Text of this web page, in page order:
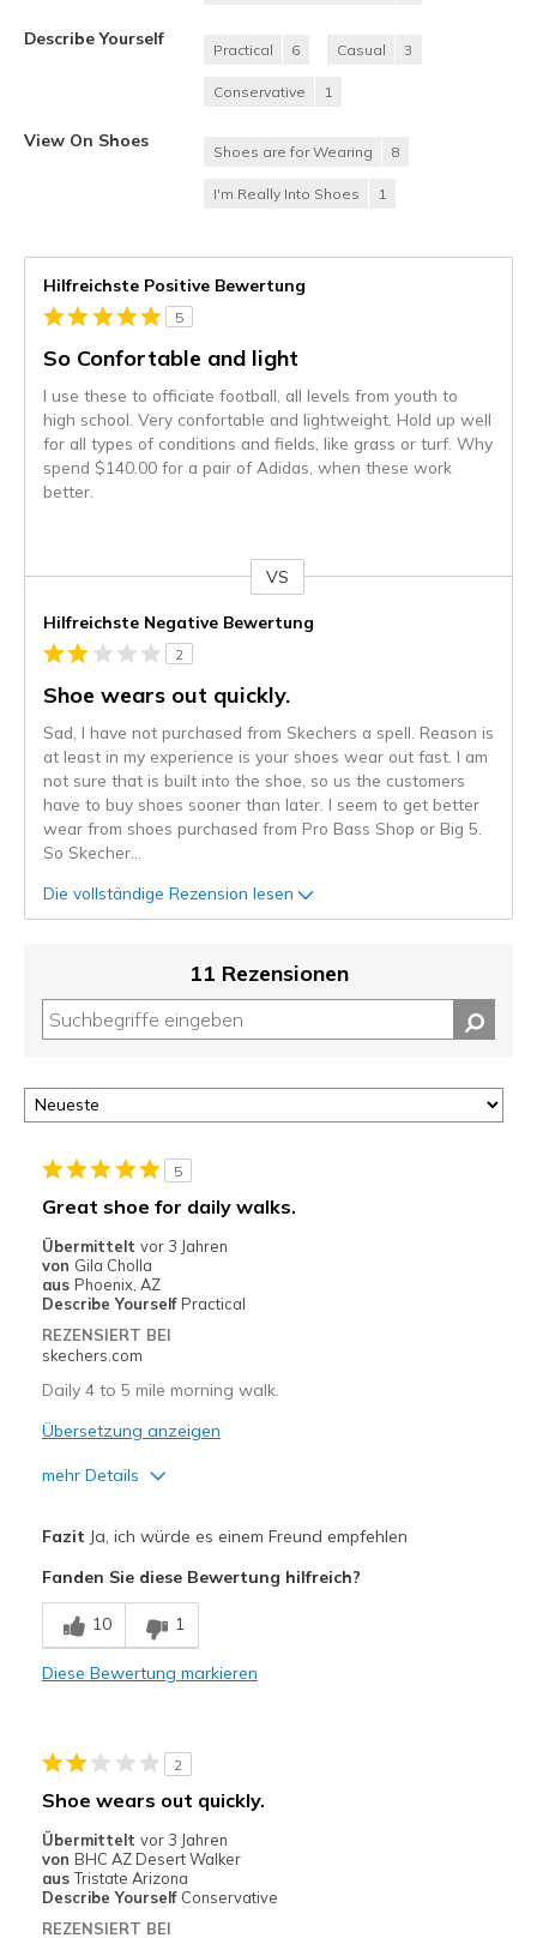
Describe Yourself
Practical 6 Casual 3
Conservative 1
View On Shoes
Shoes are for Wearing 8
I'm Really Into Shoes 1
Hilfreichste Positive Bewertung
5
So Confortable and light
I use these to officiate football, all levels from youth to
high school. Very confortable and lightweight. Hold up well
for all types of conditions and fields, like grass or turf. Why
spend $140.00 for a pair of Adidas, when these work
better.
VS
Hilfreichste Negative Bewertung
2
Shoe wears out quickly.
Sad, I have not purchased from Skechers a spell. Reason is
at least in my experience is your shoes wear out fast. I am
not sure that is built into the shoe, so us the customers
have to buy shoes sooner than later. I seem to get better
wear from shoes purchased from Pro Bass Shop or Big 5.
So Skecher
Die vollständige Rezension lesen
11 Rezensionen
5
Great shoe for daily walks.
Übermittelt vor 3 Jahren
von Gila Cholla
aus Phoenix, AZ
Describe Yourself Practical
REZENSIERT BEI
skechers.com
Daily 4 to 5 mile morning walk.
Übersetzung anzeigen
mehr Details
Durable
Geeignete Verwendung
Walking or light trail walking.
Sizing
Feels true to size
Fazit Ja, ich würde es einem Freund empfehlen
Fanden Sie diese Bewertung hilfreich?
10 1
Diese Bewertung markieren
2
Shoe wears out quickly.
Übermittelt vor 3 Jahren
von BHC AZ Desert Walker
aus Tristate Arizona
Describe Yourself Conservative
REZENSIERT BEI